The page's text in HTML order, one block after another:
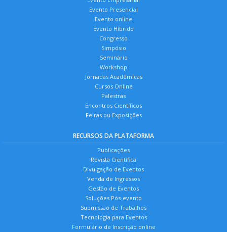
Evento Presencial
Evento online
Evento Híbrido
Congresso
Simpósio
Seminário
Workshop
Jornadas Acadêmicas
Cursos Online
Palestras
Encontros Científicos
Feiras ou Exposições
RECURSOS DA PLATAFORMA
Publicações
Revista Científica
Divulgação de Eventos
Venda de Ingressos
Gestão de Eventos
Soluções Pós-evento
Submissão de Trabalhos
Tecnologia para Eventos
Formulário de Inscrição online